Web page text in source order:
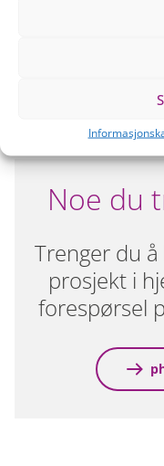
hverdagen enklere
kvalitet og trygghet
reparasjoner eller
Noe du
Trenger du
prosjekt i
forespørsel